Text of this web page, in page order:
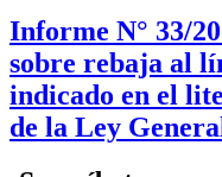
Informe N° 33/
sobre rebaja al
indicado en el
de la Ley